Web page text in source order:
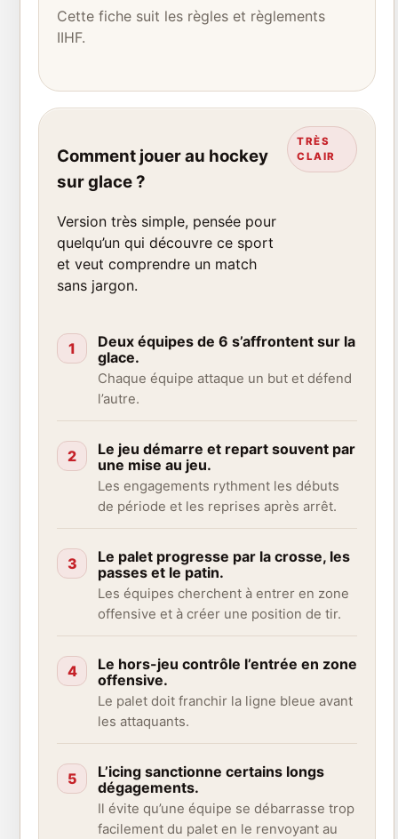
Cette fiche suit les règles et règlements
IIHF.
Comment jouer au hockey
sur glace ?
Version très simple, pensée pour
quelqu’un qui découvre ce sport
et veut comprendre un match
sans jargon.
TRÈS
CLAIR
1
Deux équipes de 6 s’affrontent sur la
glace.
Chaque équipe attaque un but et défend
l’autre.
2
Le jeu démarre et repart souvent par
une mise au jeu.
Les engagements rythment les débuts
de période et les reprises après arrêt.
3
Le palet progresse par la crosse, les
passes et le patin.
Les équipes cherchent à entrer en zone
offensive et à créer une position de tir.
4
Le hors-jeu contrôle l’entrée en zone
offensive.
Le palet doit franchir la ligne bleue avant
les attaquants.
5
L’icing sanctionne certains longs
dégagements.
Il évite qu’une équipe se débarrasse trop
facilement du palet en le renvoyant au